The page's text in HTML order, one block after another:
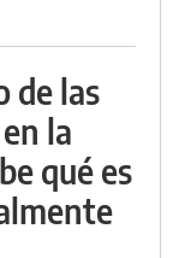
de las
la
qué es